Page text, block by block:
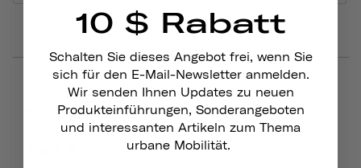
03/15/2026
United States
10 $ Rabatt
Schalten Sie dieses Angebot frei, wenn Sie
sich für den E-Mail-Newsletter anmelden.
Wir senden Ihnen Updates zu neuen
Produkteinführungen, Sonderangeboten
und interessanten Artikeln zum Thema
urbane Mobilität.